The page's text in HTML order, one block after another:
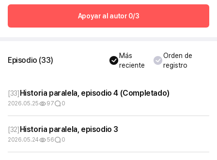
Apoyar al autor 0/3
Episodio (33)
Más
reciente
Orden de
registro
[33] Historia paralela, episodio 4 (Completado)
2026.05.25 97 0
[32] Historia paralela, episodio 3
2026.05.24 56 0